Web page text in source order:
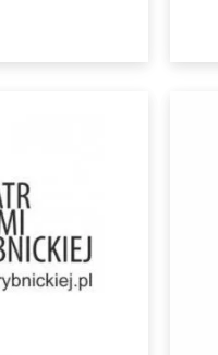
mnie